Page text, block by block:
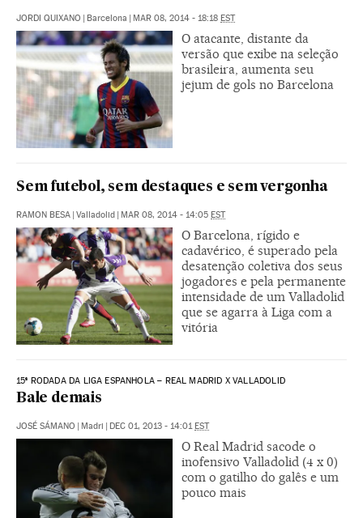
JORDI QUIXANO | Barcelona | MAR 08, 2014 - 18:18 EST
O atacante, distante da
versão que exibe na seleção
brasileira, aumenta seu
jejum de gols no Barcelona
Sem futebol, sem destaques e sem vergonha
RAMON BESA | Valladolid | MAR 08, 2014 - 14:05 EST
O Barcelona, rígido e
cadavérico, é superado pela
desatenção coletiva dos seus
jogadores e pela permanente
intensidade de um Valladolid
que se agarra à Liga com a
vitória
15ª RODADA DA LIGA ESPANHOLA – REAL MADRID X VALLADOLID
Bale demais
JOSÉ SÁMANO | Madri | DEC 01, 2013 - 14:01EST
O Real Madrid sacode o
inofensivo Valladolid (4 x 0)
com o gatilho do galês e um
pouco mais